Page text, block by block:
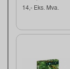
14,- Eks. Mva.